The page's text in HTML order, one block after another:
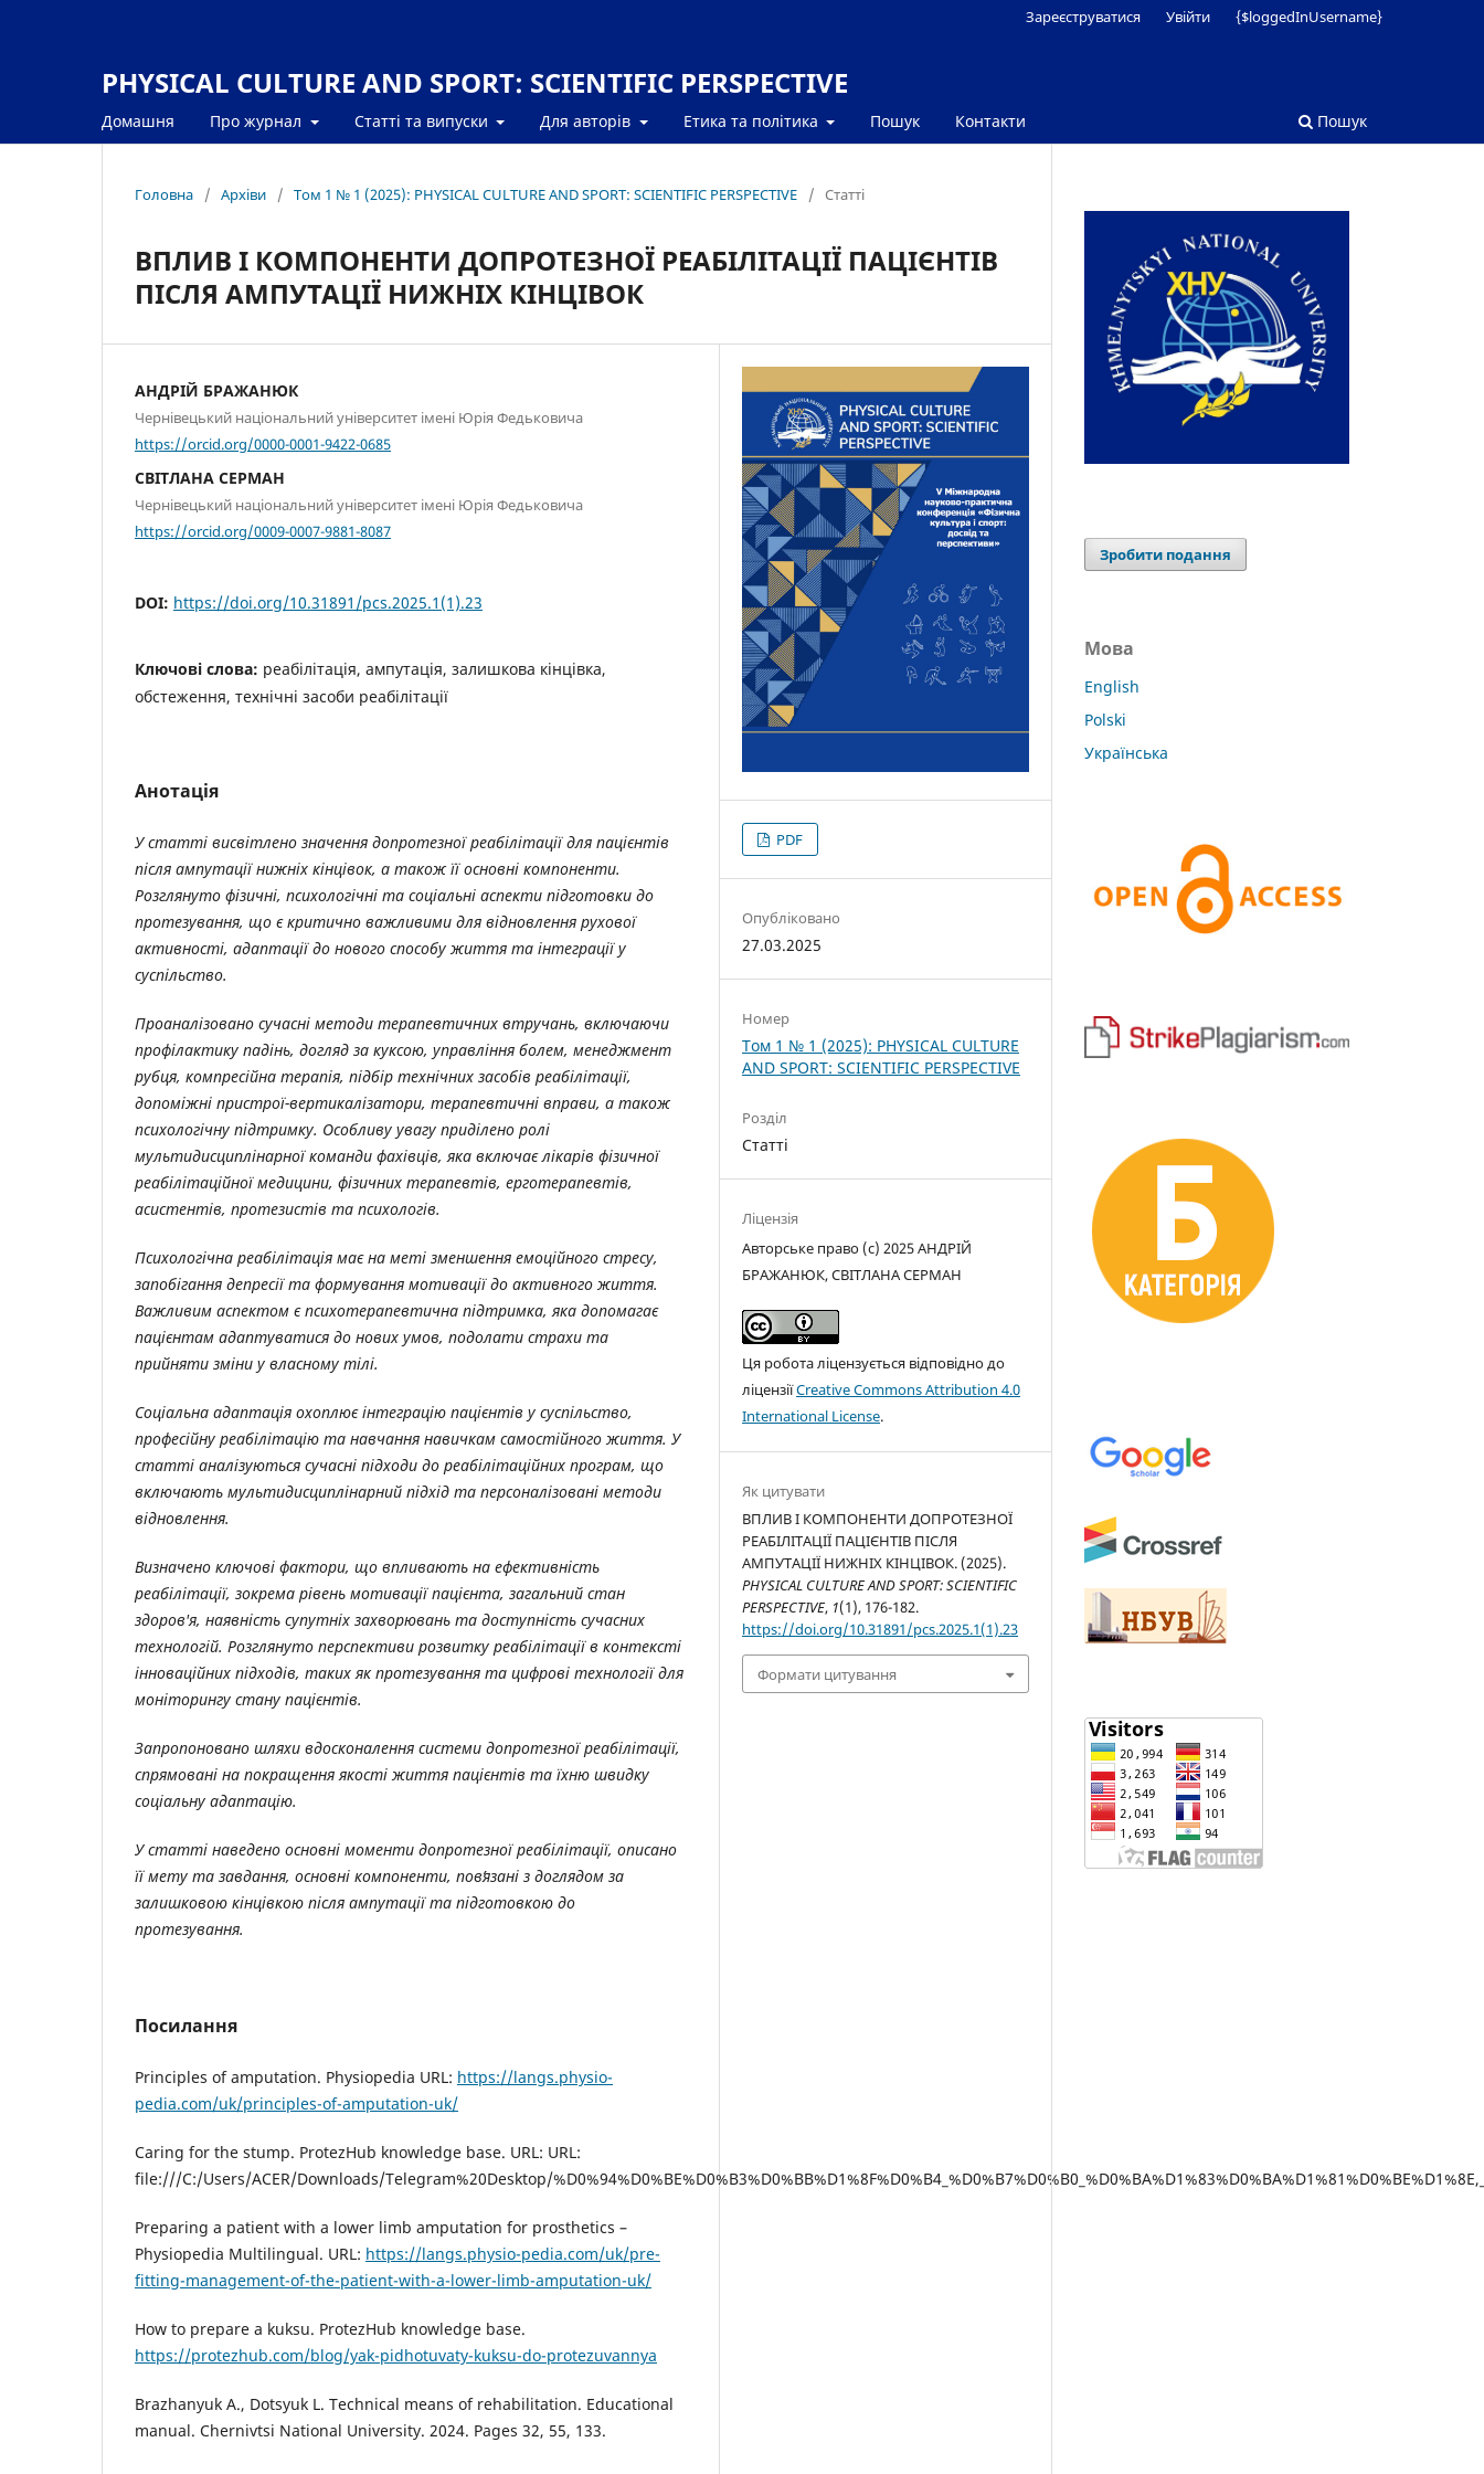
PHYSICAL CULTURE AND SPORT: SCIENTIFIC PERSPECTIVE
Домашня Про журнал Статті та випуски Для авторів Етика та політика Пошук Контакти Пошук
Зареєструватися Увійти {$loggedInUsername}
Головна / Архіви / Том 1 № 1 (2025): PHYSICAL CULTURE AND SPORT: SCIENTIFIC PERSPECTIVE / Статті
ВПЛИВ І КОМПОНЕНТИ ДОПРОТЕЗНОЇ РЕАБІЛІТАЦІЇ ПАЦІЄНТІВ
ПІСЛЯ АМПУТАЦІЇ НИЖНІХ КІНЦІВОК
АНДРІЙ БРАЖАНЮК
Чернівецький національний університет імені Юрія Федьковича
https://orcid.org/0000-0001-9422-0685
СВІТЛАНА СЕРМАН
Чернівецький національний університет імені Юрія Федьковича
https://orcid.org/0009-0007-9881-8087
DOI: https://doi.org/10.31891/pcs.2025.1(1).23
Ключові слова: реабілітація, ампутація, залишкова кінцівка,
обстеження, технічні засоби реабілітації
Анотація
У статті висвітлено значення допротезної реабілітації для пацієнтів
після ампутації нижніх кінцівок, а також її основні компоненти.
Розглянуто фізичні, психологічні та соціальні аспекти підготовки до
протезування, що є критично важливими для відновлення рухової
активності, адаптації до нового способу життя та інтеграції у
суспільство.
Проаналізовано сучасні методи терапевтичних втручань, включаючи
профілактику падінь, догляд за куксою, управління болем, менеджмент
рубця, компресійна терапія, підбір технічних засобів реабілітації,
допоміжні пристрої-вертикалізатори, терапевтичні вправи, а також
психологічну підтримку. Особливу увагу приділено ролі
мультидисциплінарної команди фахівців, яка включає лікарів фізичної
реабілітаційної медицини, фізичних терапевтів, ерготерапевтів,
асистентів, протезистів та психологів.
Психологічна реабілітація має на меті зменшення емоційного стресу,
запобігання депресії та формування мотивації до активного життя.
Важливим аспектом є психотерапевтична підтримка, яка допомагає
пацієнтам адаптуватися до нових умов, подолати страхи та
прийняти зміни у власному тілі.
Соціальна адаптація охоплює інтеграцію пацієнтів у суспільство,
професійну реабілітацію та навчання навичкам самостійного життя. У
статті аналізуються сучасні підходи до реабілітаційних програм, що
включають мультидисциплінарний підхід та персоналізовані методи
відновлення.
Визначено ключові фактори, що впливають на ефективність
реабілітації, зокрема рівень мотивації пацієнта, загальний стан
здоров'я, наявність супутніх захворювань та доступність сучасних
технологій. Розглянуто перспективи розвитку реабілітації в контексті
інноваційних підходів, таких як протезування та цифрові технології для
моніторингу стану пацієнтів.
Запропоновано шляхи вдосконалення системи допротезної реабілітації,
спрямовані на покращення якості життя пацієнтів та їхню швидку
соціальну адаптацію.
У статті наведено основні моменти допротезної реабілітації, описано
її мету та завдання, основні компоненти, повʼязані з доглядом за
залишковою кінцівкою після ампутації та підготовкою до
протезування.
Посилання
Principles of amputation. Physiopedia URL: https://langs.physio-
pedia.com/uk/principles-of-amputation-uk/
Caring for the stump. ProtezHub knowledge base. URL: URL:
file:///C:/Users/ACER/Downloads/Telegram%20Desktop/
Preparing a patient with a lower limb amputation for prosthetics –
Physiopedia Multilingual. URL: https://langs.physio-pedia.com/uk/pre-
fitting-management-of-the-patient-with-a-lower-limb-amputation-uk/
How to prepare a kuksu. ProtezHub knowledge base.
https://protezhub.com/blog/yak-pidhotuvaty-kuksu-do-protezuvannya
Brazhanyuk A., Dotsyuk L. Technical means of rehabilitation. Educational
manual. Chernivtsi National University. 2024. Pages 32, 55, 133.
PDF
Опубліковано
27.03.2025
Номер
Том 1 № 1 (2025): PHYSICAL CULTURE
AND SPORT: SCIENTIFIC PERSPECTIVE
Розділ
Статті
Ліцензія
Авторське право (c) 2025 АНДРІЙ
БРАЖАНЮК, СВІТЛАНА СЕРМАН
Ця робота ліцензується відповідно до
ліцензіїCreative Commons Attribution 4.0
International License.
Як цитувати
ВПЛИВ І КОМПОНЕНТИ ДОПРОТЕЗНОЇ
РЕАБІЛІТАЦІЇ ПАЦІЄНТІВ ПІСЛЯ
АМПУТАЦІЇ НИЖНІХ КІНЦІВОК. (2025).
PHYSICAL CULTURE AND SPORT: SCIENTIFIC
PERSPECTIVE, 1(1), 176-182.
https://doi.org/10.31891/pcs.2025.1(1).23
Формати цитування
Зробити подання
Мова
English
Polski
Українська